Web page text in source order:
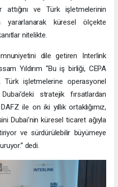
attığını ve Türk işletmelerinin
yararlanarak küresel ölçekte
nitelikte.
dile getiren Interlink
Yıldırım “Bu iş birliği, CEPA
Türk işletmelerine operasyonel
stratejik fırsatlardan
ile on iki yıllık ortaklığımız,
Dubai’nin küresel ticaret ağıyla
ve sürdürülebilir büyümeye
dedi.